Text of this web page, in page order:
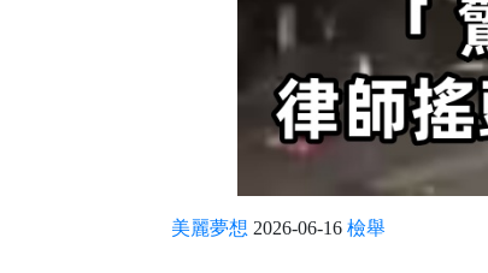
美麗夢想 2026-06-16 檢舉